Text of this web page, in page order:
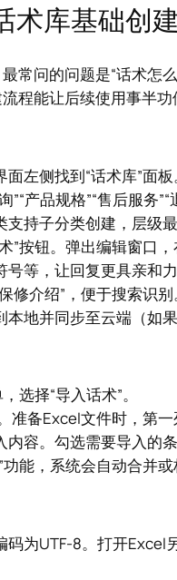
术库基础创
常问的问题是“话术怎
程能让后续使用事半功
左侧找到“话术库”面
产品规格”“售后服务
持子分类创建，层级最
”按钮。弹出编辑窗口
等，让回复更具亲和力
修介绍”，便于搜索识别
地并同步至云端（如果
选择“导入话术”。
准备Excel文件时，第
容。勾选需要导入的
能，系统会自动合并
码为UTF-8。打开Excel